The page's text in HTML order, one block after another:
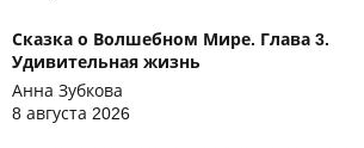
Сказка о Волшебном Мире. Глава 3.
Удивительная жизнь
Анна Зубкова
8 августа 2026